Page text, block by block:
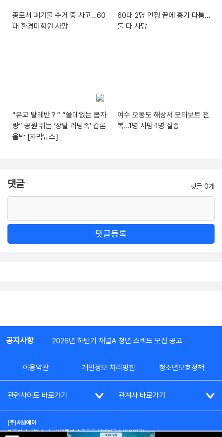
종로서 폐기물 수거 중 사고…60
대 환경미화원 사망
60대 2명 언쟁 끝에 흉기 다툼…
둘 다 사망
“유교 탈레반？” “쓸데없는 몸자
랑” 공원 뛰는 ‘상탈 러닝족’ 갑론
을박 [자막뉴스]
여수 오동도 해상서 모터보트 전
복…1명 사망·1명 실종
댓글 댓글 0개
댓글등록
공지사항 2026년 하반기 채널A 청년 스쿼드 모집 공고
이용약관 개인정보 처리방침 청소년보호정책
관련사이트 바로가기 관계사 바로가기
(주)채널에이
대표이사: 김차수 | 서울특별시 종로구 청계천로 1 (03187)